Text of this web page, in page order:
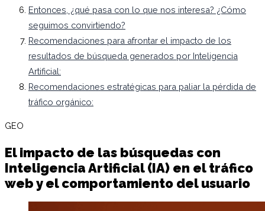
Entonces, ¿qué pasa con lo que nos interesa? ¿Cómo
seguimos convirtiendo?
Recomendaciones para afrontar el impacto de los
resultados de búsqueda generados por Inteligencia
Artificial:
Recomendaciones estratégicas para paliar la pérdida de
tráfico orgánico:
GEO
El impacto de las búsquedas con
Inteligencia Artificial (IA) en el tráfico
web y el comportamiento del usuario